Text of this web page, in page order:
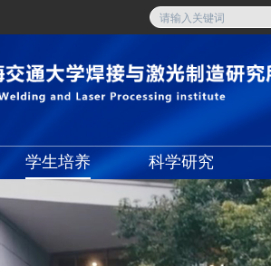
学生培养 科学研究